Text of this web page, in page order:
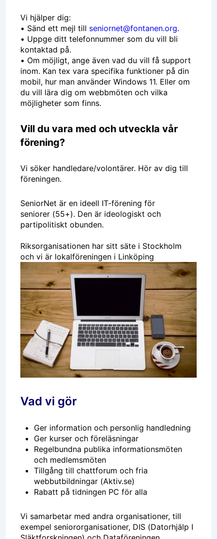
Vi hjälper dig:
• Sänd ett mejl till seniornet@fontanen.org.
• Uppge ditt telefonnummer som du vill bli
kontaktad på.
• Om möjligt, ange även vad du vill få support
inom. Kan tex vara specifika funktioner på din
mobil, hur man använder Windows 11. Eller om
du vill lära dig om webbmöten och vilka
möjligheter som finns.
Vill du vara med och utveckla vår
förening?
Vi söker handledare/volontärer. Hör av dig till
föreningen.
SeniorNet är en ideell IT-förening för
seniorer (55+). Den är ideologiskt och
partipolitiskt obunden.
Riksorganisationen har sitt säte i Stockholm
och vi är lokalföreningen i Linköping
Vad vi gör
Ger information och personlig handledning
Ger kurser och föreläsningar
Regelbundna publika informationsmöten
och medlemsmöten
Tillgång till chattforum och fria
webbutbildningar (Aktiv.se)
Rabatt på tidningen PC för alla
Vi samarbetar med andra organisationer, till
exempel seniororganisationer, DIS (Datorhjälp I